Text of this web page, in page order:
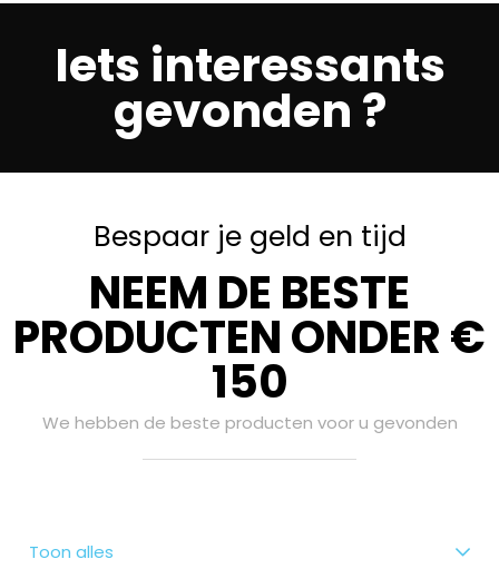
Iets interessants
gevonden ?
Bespaar je geld en tijd
NEEM DE BESTE
PRODUCTEN ONDER €
150
We hebben de beste producten voor u gevonden
Toon alles